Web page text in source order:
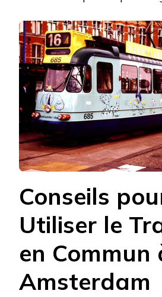
Conseils
Utiliser le
en Commun
Amsterdam